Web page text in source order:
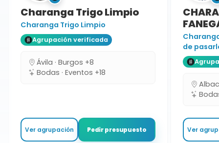
Charanga Trigo Limpio
Charanga Trigo Limpio
Agrupación verificada
Ávila · Burgos +8
Bodas · Eventos +18
Ver agrupación Pedir presupuesto
de
Bodas
Ver